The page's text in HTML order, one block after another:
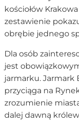
kościołów
zestawienie
obrębie jednego
Dla osób
jest
jarmarku. Jarmark
przyciąga na
zrozumienie
dalej dawną